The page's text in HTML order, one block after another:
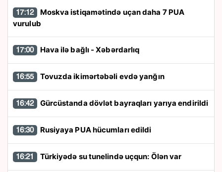
17:12
vurulub
17:00 Hava ilə bağlı - Xəbərdarlıq
16:55 Tovuzda ikimərtəbəli evdə yanğın
16:42 Gürcüstanda dövlət bayraqları yarıya endirildi
16:30 Rusiyaya PUA hücumları edildi
16:21 Türkiyədə su tunelində uçqun: Ölən var